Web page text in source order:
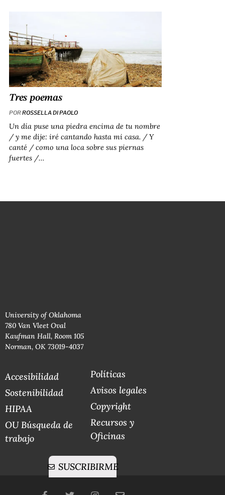
Tres poemas
PORROSSELLA DI PAOLO
Un día puse una piedra encima de tu nombre
/ y me dije: iré cantando hasta mi casa. / Y
canté / como una loca sobre sus piernas
fuertes /…
University of Oklahoma
780 Van Vleet Oval
Kaufman Hall, Room 105
Norman, OK 73019-4037
Accesibilidad
Sostenibilidad
HIPAA
OU Búsqueda de
trabajo
Políticas
Avisos legales
Copyright
Recursos y
Oficinas
SUSCRIBIRME